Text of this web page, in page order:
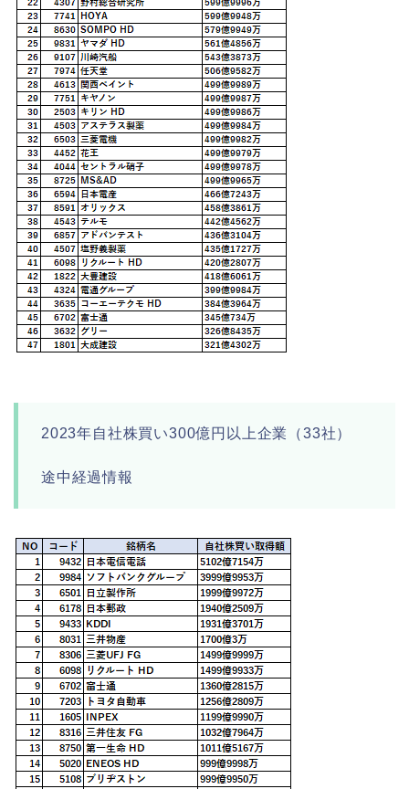
2023年自社株買い300億円以上企業（33社）
途中経過情報